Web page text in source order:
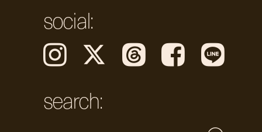
social:
Instagram 𝕏 Threads Facebook LINE
search: